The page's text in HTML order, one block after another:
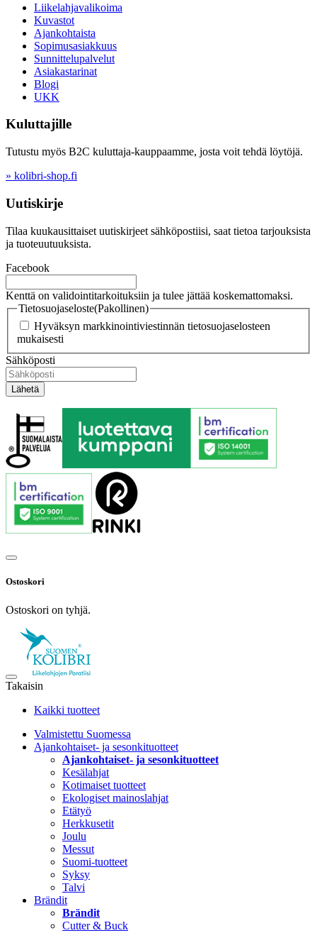
Liikelahjavalikoima
Kuvastot
Ajankohtaista
Sopimusasiakkuus
Sunnittelupalvelut
Asiakastarinat
Blogi
UKK
Kuluttajille
Tutustu myös B2C kuluttaja-kauppaamme, josta voit tehdä löytöjä.
» kolibri-shop.fi
Uutiskirje
Tilaa kuukausittaiset uutiskirjeet sähköpostiisi, saat tietoa tarjouksista
ja tuoteuutuuksista.
Facebook
Kenttä on validointitarkoituksiin ja tulee jättää koskemattomaksi.
Tietosuojaseloste(Pakollinen)
Hyväksyn markkinointiviestinnän tietosuojaselosteen
mukaisesti
Sähköposti
Ostoskori
Ostoskori on tyhjä.
Takaisin
Kaikki tuotteet
Valmistettu Suomessa
Ajankohtaiset- ja sesonkituotteet
Ajankohtaiset- ja sesonkituotteet
Kesälahjat
Kotimaiset tuotteet
Ekologiset mainoslahjat
Etätyö
Herkkusetit
Joulu
Messut
Suomi-tuotteet
Syksy
Talvi
Brändit
Brändit
Cutter & Buck